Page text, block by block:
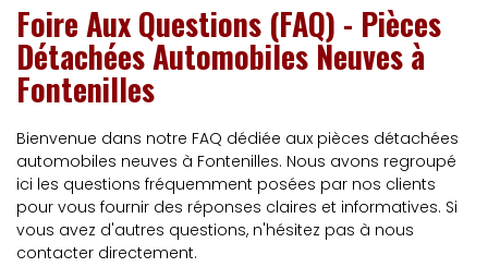
Foire Aux Questions (FAQ) - Pièces
Détachées Automobiles Neuves à
Fontenilles
Bienvenue dans notre FAQ dédiée aux pièces détachées
automobiles neuves à Fontenilles. Nous avons regroupé
ici les questions fréquemment posées par nos clients
pour vous fournir des réponses claires et informatives. Si
vous avez d'autres questions, n'hésitez pas à nous
contacter directement.